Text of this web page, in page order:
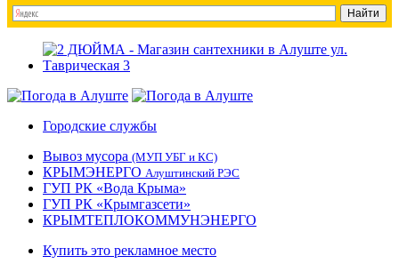
Городские службы
Вывоз мусора (МУП УБГ и КС)
КРЫМЭНЕРГО Алуштинский РЭС
ГУП РК «Вода Крыма»
ГУП РК «Крымгазсети»
КРЫМТЕПЛОКОММУНЭНЕРГО
Купить это рекламное место